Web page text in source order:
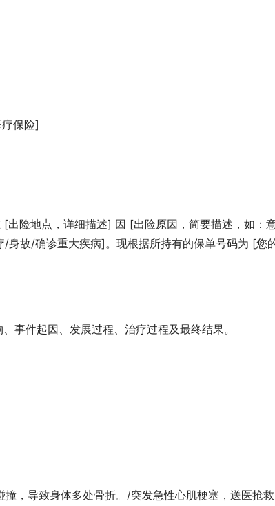
保险]
险地点，详细描述] 因 [出险原因，简要描述，如：
故/确诊重大疾病]。现根据所持有的保单号码为 [您
事件起因、发展过程、治疗过程及最终结果。
，导致身体多处骨折。/突发急性心肌梗塞，送医抢